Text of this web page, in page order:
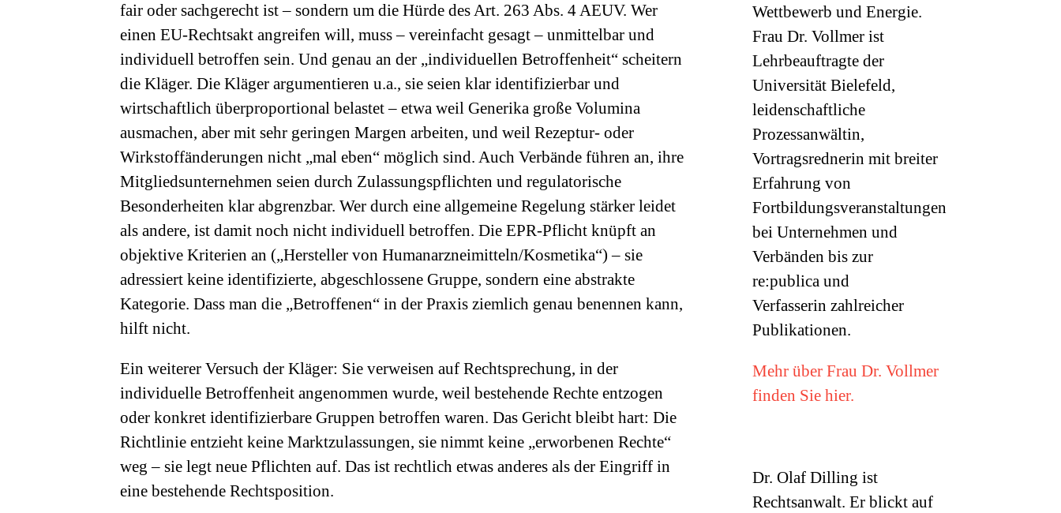
fair oder sachgerecht ist – sondern um die Hürde des Art. 263 Abs. 4 AEUV. Wer
einen EU-Rechtsakt angreifen will, muss – vereinfacht gesagt – unmittelbar und
individuell betroffen sein. Und genau an der „individuellen Betroffenheit“ scheitern
die Kläger. Die Kläger argumentieren u.a., sie seien klar identifizierbar und
wirtschaftlich überproportional belastet – etwa weil Generika große Volumina
ausmachen, aber mit sehr geringen Margen arbeiten, und weil Rezeptur- oder
Wirkstoffänderungen nicht „mal eben“ möglich sind. Auch Verbände führen an, ihre
Mitgliedsunternehmen seien durch Zulassungspflichten und regulatorische
Besonderheiten klar abgrenzbar. Wer durch eine allgemeine Regelung stärker leidet
als andere, ist damit noch nicht individuell betroffen. Die EPR-Pflicht knüpft an
objektive Kriterien an („Hersteller von Humanarzneimitteln/Kosmetika“) – sie
adressiert keine identifizierte, abgeschlossene Gruppe, sondern eine abstrakte
Kategorie. Dass man die „Betroffenen“ in der Praxis ziemlich genau benennen kann,
hilft nicht.
Ein weiterer Versuch der Kläger: Sie verweisen auf Rechtsprechung, in der
individuelle Betroffenheit angenommen wurde, weil bestehende Rechte entzogen
oder konkret identifizierbare Gruppen betroffen waren. Das Gericht bleibt hart: Die
Richtlinie entzieht keine Marktzulassungen, sie nimmt keine „erworbenen Rechte“
weg – sie legt neue Pflichten auf. Das ist rechtlich etwas anderes als der Eingriff in
eine bestehende Rechtsposition.
Wettbewerb und Energie.
Frau Dr. Vollmer ist
Lehrbeauftragte der
Universität Bielefeld,
leidenschaftliche
Prozessanwältin,
Vortragsrednerin mit breiter
Erfahrung von
Fortbildungsveranstaltungen
bei Unternehmen und
Verbänden bis zur
re:publica und
Verfasserin zahlreicher
Publikationen.
Mehr über Frau Dr. Vollmer
finden Sie hier.
Dr. Olaf Dilling ist
Rechtsanwalt. Er blickt auf